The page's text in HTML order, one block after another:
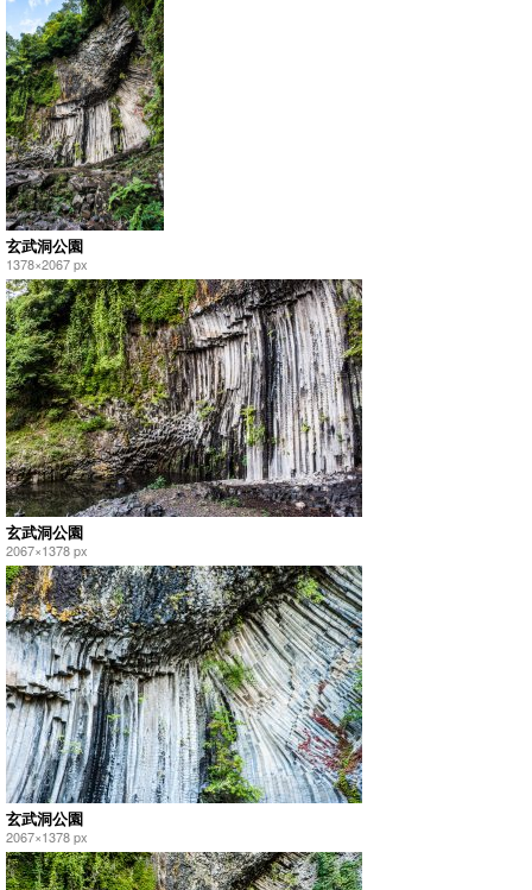
玄武洞公園
1378×2067 px
玄武洞公園
2067×1378 px
玄武洞公園
2067×1378 px